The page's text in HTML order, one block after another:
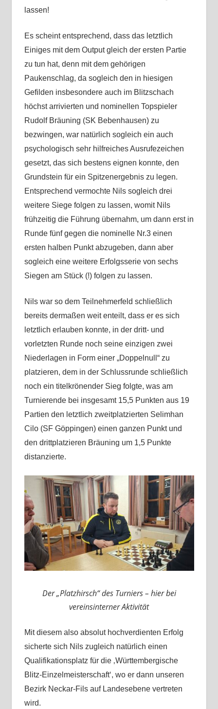
lassen!
Es scheint entsprechend, dass das letztlich
Einiges mit dem Output gleich der ersten Partie
zu tun hat, denn mit dem gehörigen
Paukenschlag, da sogleich den in hiesigen
Gefilden insbesondere auch im Blitzschach
höchst arrivierten und nominellen Topspieler
Rudolf Bräuning (SK Bebenhausen) zu
bezwingen, war natürlich sogleich ein auch
psychologisch sehr hilfreiches Ausrufezeichen
gesetzt, das sich bestens eignen konnte, den
Grundstein für ein Spitzenergebnis zu legen.
Entsprechend vermochte Nils sogleich drei
weitere Siege folgen zu lassen, womit Nils
frühzeitig die Führung übernahm, um dann erst in
Runde fünf gegen die nominelle Nr.3 einen
ersten halben Punkt abzugeben, dann aber
sogleich eine weitere Erfolgsserie von sechs
Siegen am Stück (!) folgen zu lassen.
Nils war so dem Teilnehmerfeld schließlich
bereits dermaßen weit enteilt, dass er es sich
letztlich erlauben konnte, in der dritt- und
vorletzten Runde noch seine einzigen zwei
Niederlagen in Form einer „Doppelnull“ zu
platzieren, dem in der Schlussrunde schließlich
noch ein titelkrönender Sieg folgte, was am
Turnierende bei insgesamt 15,5 Punkten aus 19
Partien den letztlich zweitplatzierten Selimhan
Cilo (SF Göppingen) einen ganzen Punkt und
den drittplatzieren Bräuning um 1,5 Punkte
distanzierte.
Der „Platzhirsch“ des Turniers – hier bei
vereinsinterner Aktivität
Mit diesem also absolut hochverdienten Erfolg
sicherte sich Nils zugleich natürlich einen
Qualifikationsplatz für die ‚Württembergische
Blitz-Einzelmeisterschaft‘, wo er dann unseren
Bezirk Neckar-Fils auf Landesebene vertreten
wird.